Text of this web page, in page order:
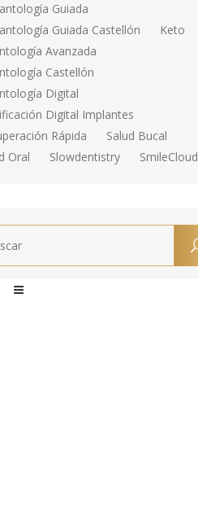
Guiada
Guiada Castellón
Keto
Avanzada
Castellón
Digital
Digital Implantes
Rápida
Salud Bucal
Oral
Slowdentistry SmileCloud